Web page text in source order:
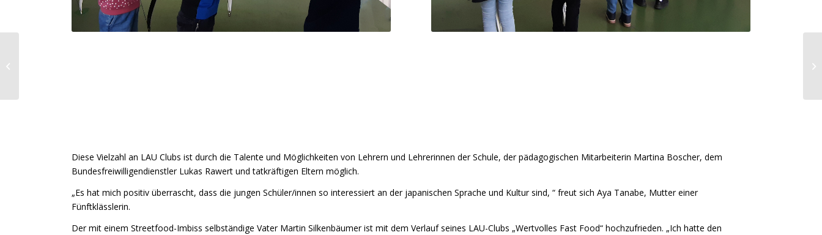
Diese Vielzahl an LAU Clubs ist durch die Talente und Möglichkeiten von Lehrern und Lehrerinnen der Schule, der pädagogischen Mitarbeiterin Martina Boscher, dem
Bundesfreiwilligendienstler Lukas Rawert und tatkräftigen Eltern möglich.
„Es hat mich positiv überrascht, dass die jungen Schüler/innen so interessiert an der japanischen Sprache und Kultur sind, “ freut sich Aya Tanabe, Mutter einer
Fünftklässlerin.
Der mit einem Streetfood-Imbiss selbständige Vater Martin Silkenbäumer ist mit dem Verlauf seines LAU-Clubs „Wertvolles Fast Food“ hochzufrieden. „Ich hatte den